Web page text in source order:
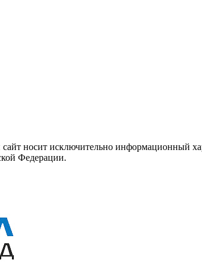
носит исключительно информационный
Федерации.